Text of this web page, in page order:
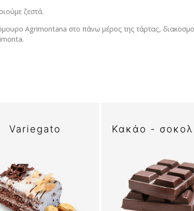
ζεστά.
Agrimontana στο πάνω μέρος της τάρτας,
Variegato Κακάο -